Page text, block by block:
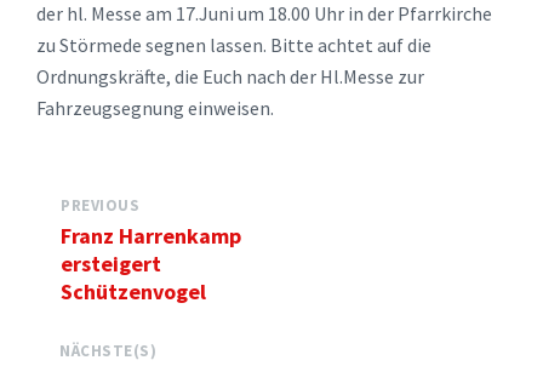
der hl. Messe am 17.Juni um 18.00 Uhr in der Pfarrkirche
zu Störmede segnen lassen. Bitte achtet auf die
Ordnungskräfte, die Euch nach der Hl.Messe zur
Fahrzeugsegnung einweisen.
PREVIOUS
Franz Harrenkamp
ersteigert
Schützenvogel
NÄCHSTE(S)